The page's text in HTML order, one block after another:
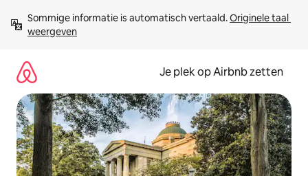
direct
naar
Sommige informatie is automatisch vertaald. Originele taal
weergeven
Je plek op Airbnb zetten